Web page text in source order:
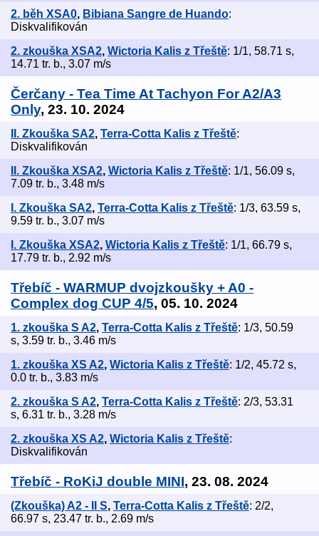
2. běh XSA0, Bibiana Sangre de Huando:
Diskvalifikován
2. zkouška XSA2, Wictoria Kalis z Třeště: 1/1, 58.71 s,
14.71 tr. b., 3.07 m/s
Čerčany - Tea Time At Tachyon For A2/A3
Only, 23. 10. 2024
II. Zkouška SA2, Terra-Cotta Kalis z Třeště:
Diskvalifikován
II. Zkouška XSA2, Wictoria Kalis z Třeště: 1/1, 56.09 s,
7.09 tr. b., 3.48 m/s
I. Zkouška SA2, Terra-Cotta Kalis z Třeště: 1/3, 63.59 s,
9.59 tr. b., 3.07 m/s
I. Zkouška XSA2, Wictoria Kalis z Třeště: 1/1, 66.79 s,
17.79 tr. b., 2.92 m/s
Třebíč - WARMUP dvojzkoušky + A0 -
Complex dog CUP 4/5, 05. 10. 2024
1. zkouška S A2, Terra-Cotta Kalis z Třeště: 1/3, 50.59
s, 3.59 tr. b., 3.46 m/s
1. zkouška XS A2, Wictoria Kalis z Třeště: 1/2, 45.72 s,
0.0 tr. b., 3.83 m/s
2. zkouška S A2, Terra-Cotta Kalis z Třeště: 2/3, 53.31
s, 6.31 tr. b., 3.28 m/s
2. zkouška XS A2, Wictoria Kalis z Třeště:
Diskvalifikován
Třebíč - RoKiJ double MINI, 23. 08. 2024
(Zkouška) A2 - II S, Terra-Cotta Kalis z Třeště: 2/2,
66.97 s, 23.47 tr. b., 2.69 m/s